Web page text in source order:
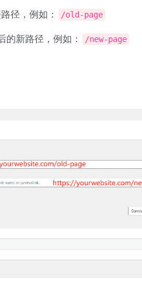
径，例如： /old-page
的新路径，例如： /new-page